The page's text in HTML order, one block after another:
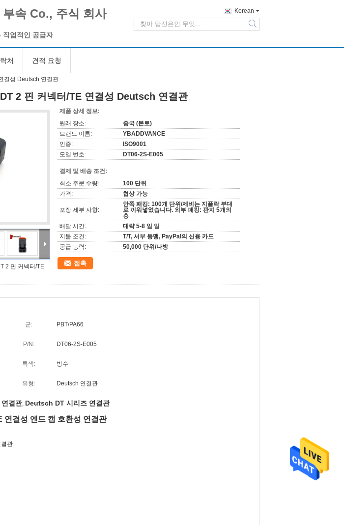
속 Co., 주식 회사
직업적인 공급자
Korean
search
처 견적 요청
결성 Deutsch 연결관
2 핀 커넥터/TE 연결성 Deutsch 연결관
2 핀 커넥터/TE
제품 상세 정보:
원래 장소:
중국 (본토)
브랜드 이름:
YBADDVANCE
인증:
ISO9001
모델 번호:
DT06-2S-E005
결제 및 배송 조건:
최소 주문 수량:
100 단위
가격:
협상 가능
포장 세부 사항:
안쪽 패킹: 100개 단위/제비는 지플락 부대
로 끼워넣었습니다. 외부 패킹: 판지 5개의
층
배달 시간:
대략 5-8 일 일
지불 조건:
T/T, 서부 동맹, PayPal의 신용 카드
공급 능력:
50,000 단위/나방
접촉
군: PBT/PA66
P/N: DT06-2S-E005
특색: 방수
유형: Deutsch 연결관
결관, Deutsch DT 시리즈 연결관
연결성 엔드 캡 호환성 연결관
관